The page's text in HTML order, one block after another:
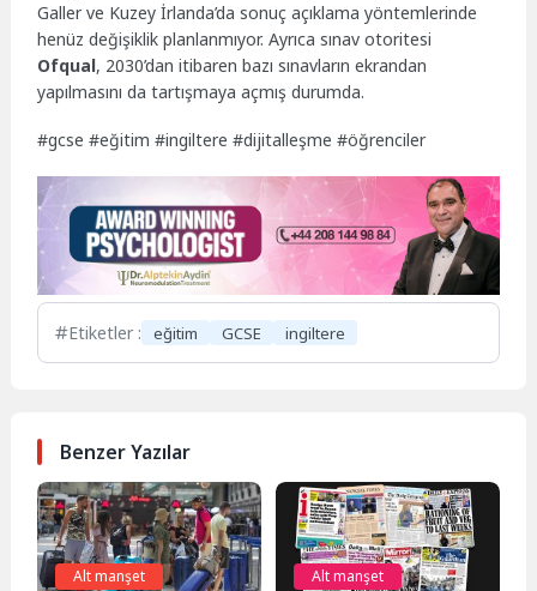
Galler ve Kuzey İrlanda’da sonuç açıklama yöntemlerinde
henüz değişiklik planlanmıyor. Ayrıca sınav otoritesi
Ofqual, 2030’dan itibaren bazı sınavların ekrandan
yapılmasını da tartışmaya açmış durumda.
#gcse #eğitim #ingiltere #dijitalleşme #öğrenciler
Etiketler : eğitim GCSE ingiltere
Benzer Yazılar
Alt manşet Alt manşet